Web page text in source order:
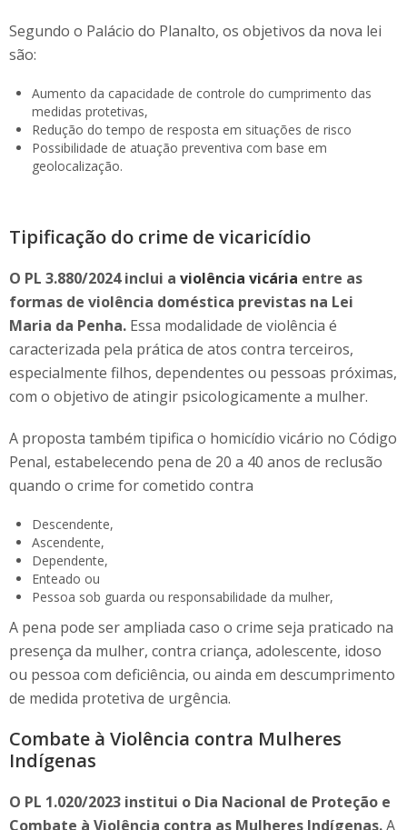
Segundo o Palácio do Planalto, os objetivos da nova lei
são:
Aumento da capacidade de controle do cumprimento das
medidas protetivas,
Redução do tempo de resposta em situações de risco
Possibilidade de atuação preventiva com base em
geolocalização.
Tipificação do crime de vicaricídio
O PL 3.880/2024 inclui a violência vicária entre as
formas de violência doméstica previstas na Lei
Maria da Penha. Essa modalidade de violência é
caracterizada pela prática de atos contra terceiros,
especialmente filhos, dependentes ou pessoas próximas,
com o objetivo de atingir psicologicamente a mulher.
A proposta também tipifica o homicídio vicário no Código
Penal, estabelecendo pena de 20 a 40 anos de reclusão
quando o crime for cometido contra
Descendente,
Ascendente,
Dependente,
Enteado ou
Pessoa sob guarda ou responsabilidade da mulher,
A pena pode ser ampliada caso o crime seja praticado na
presença da mulher, contra criança, adolescente, idoso
ou pessoa com deficiência, ou ainda em descumprimento
de medida protetiva de urgência.
Combate à Violência contra Mulheres
Indígenas
O PL 1.020/2023 institui o Dia Nacional de Proteção e
Combate à Violência contra as Mulheres Indígenas.A